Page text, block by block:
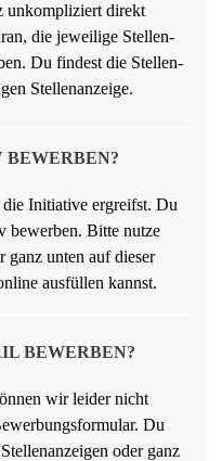
unkompliziert direkt
die jeweilige Stellen-
Du findest die Stellen-
Stellenanzeige.
die Initiative ergreifst. Du
bewerben. Bitte nutze
ganz unten auf dieser
ausfüllen kannst.
BEWERBEN?
wir leider nicht
Du
oder ganz